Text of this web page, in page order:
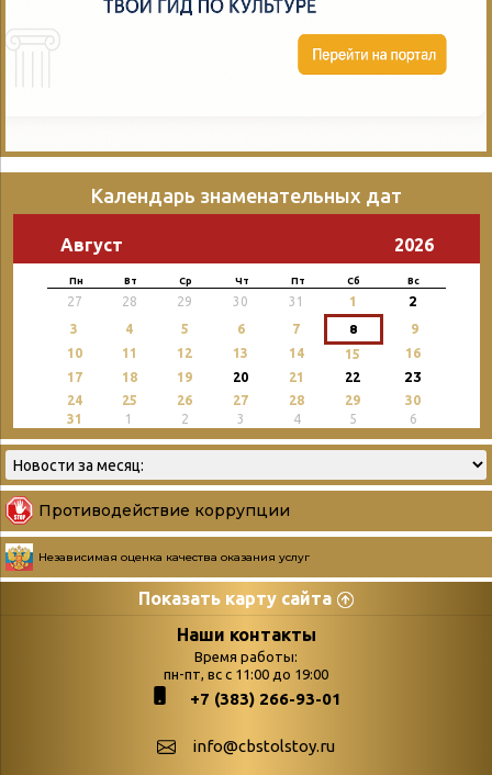
Календарь знаменательных дат
Август 2026
Пн Вт Ср Чт Пт Сб Вс
27 28 29 30 31 1 2
3 4 5 6 7 8
9
10
11 12 13 14 15
16
17
18 19 20 21 22 23
24 25 26 27 28 29
30
31
1 2 3 4 5 6
Противодействие коррупции
Независимая оценка качества оказания услуг
Показать карту сайта
Страницы
podvedenie-itogov-festivalya-
paskhalnaya-palitra
поступлений
Война. Народ.
Наши контакты
Время работы:
пн-пт, вс с 11:00 до 19:00
+7 (383) 266-93-01
info@cbstolstoy.ru